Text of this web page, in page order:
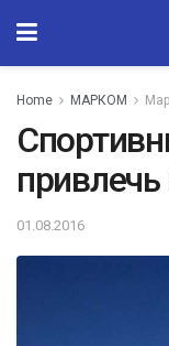
Home МАРКОМ
01.08.2016